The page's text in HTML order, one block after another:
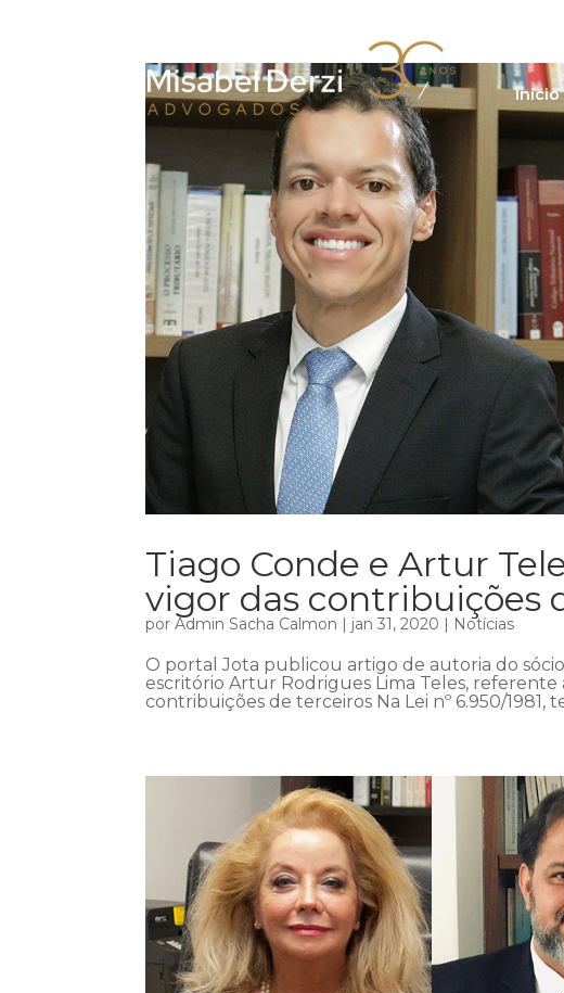
Início
Tiago Conde e Artur
vigor das contribuições
porAdmin Sacha Calmon | jan 31, 2020 | Notícias
O portal Jota publicou artigo de autoria do
escritório Artur Rodrigues Lima Teles, referente
contribuições de terceiros Na Lei nº 6.950/1981,